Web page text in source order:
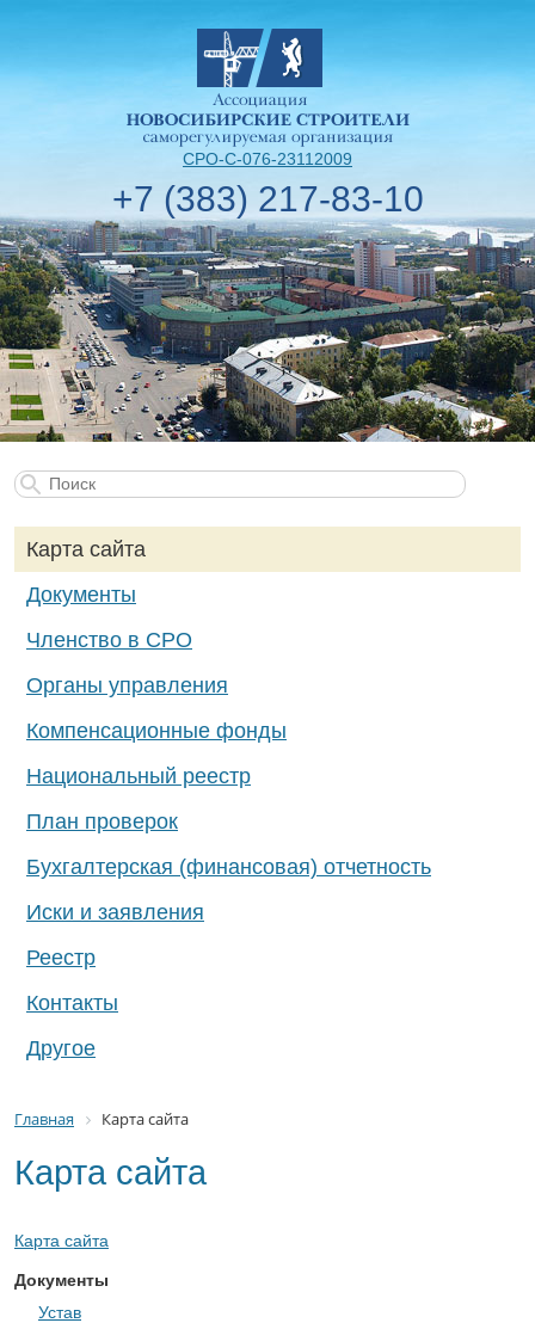
СРО-С-076-23112009
+7 (383) 217-83-10
Карта сайта
Документы
Членство в СРО
Органы управления
Компенсационные фонды
Национальный реестр
План проверок
Бухгалтерская (финансовая) отчетность
Иски и заявления
Реестр
Контакты
Другое
Главная Карта сайта
Карта сайта
Карта сайта
Документы
Устав